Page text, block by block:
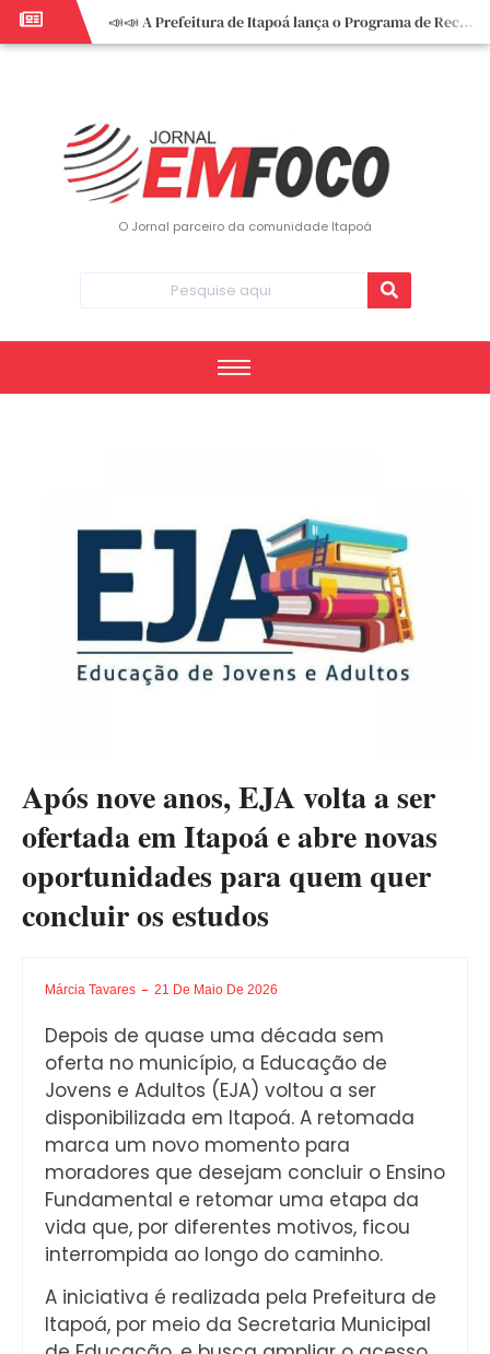
📣📣 A Prefeitura de Itapoá lança o Programa de Recuperação Fiscal (REFIS).
📢 Empreendedor do turismo, esta oportunidade é para você! Itapoá – SC.
O Jornal parceiro da comunidade Itapoá
Após nove anos, EJA volta a ser
ofertada em Itapoá e abre novas
oportunidades para quem quer
concluir os estudos
Márcia Tavares 21 De Maio De 2026
Depois de quase uma década sem
oferta no município, a Educação de
Jovens e Adultos (EJA) voltou a ser
disponibilizada em Itapoá. A retomada
marca um novo momento para
moradores que desejam concluir o Ensino
Fundamental e retomar uma etapa da
vida que, por diferentes motivos, ficou
interrompida ao longo do caminho.
A iniciativa é realizada pela Prefeitura de
Itapoá, por meio da Secretaria Municipal